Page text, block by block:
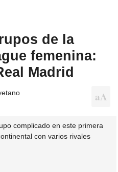
de la
femenina:
Madrid
complicado en este primera
con varios rivales